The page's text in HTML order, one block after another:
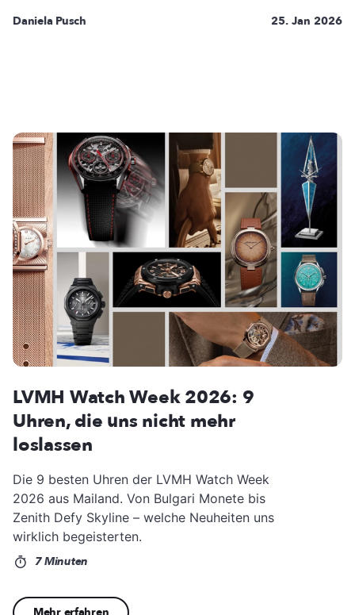
Daniela Pusch 25. Jan 2026
LVMH Watch Week 2026: 9
Uhren, die uns nicht mehr
loslassen
Die 9 besten Uhren der LVMH Watch Week
2026 aus Mailand. Von Bulgari Monete bis
Zenith Defy Skyline – welche Neuheiten uns
wirklich begeisterten.
7 Minuten